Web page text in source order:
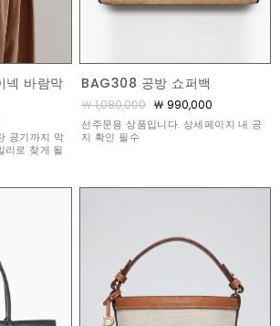
넥 바람막
공기까지 막
리로 찾게 될
BAG308 공방 쇼퍼백
￦ 1,080,000 ￦ 990,000
선주문용 상품입니다. 상세페이지 내 공
지 확인 필수